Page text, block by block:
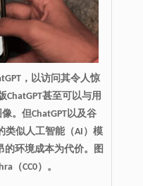
，以访问其令人惊
甚至可以与用
。但ChatGPT以及谷
类似人工智能（AI）模
的环境成本为代价。图
（CC0）。